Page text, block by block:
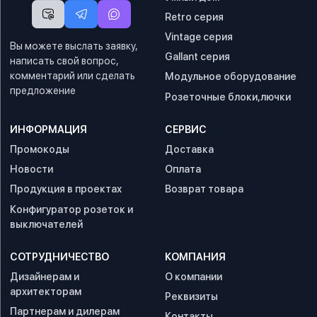
Вы можете выслать заявку,
написать свой вопрос,
комментарий или сделать
предложение
Retro серия
Vintage серия
Gallant серия
Модульное оборудование
Розеточные блоки,лючки
ИНФОРМАЦИЯ
Промокоды
Новости
Продукция в проектах
Конфигуратор розеток и
выключателей
СЕРВИС
Доставка
Оплата
Возврат товара
СОТРУДНИЧЕСТВО
Дизайнерам и
архитекторам
Партнерам и дилерам
КОМПАНИЯ
О компании
Реквизиты